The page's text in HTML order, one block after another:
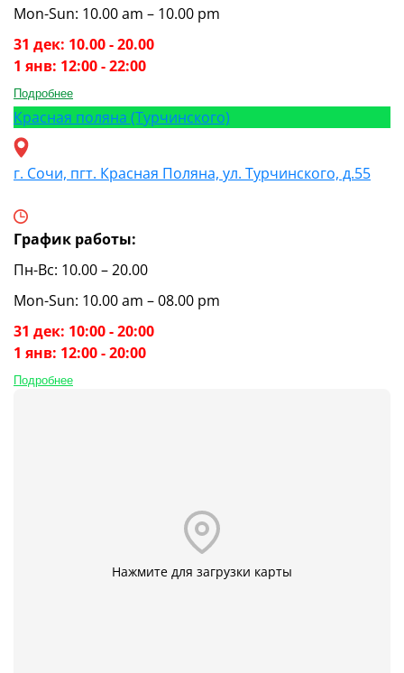
Mon-Sun: 10.00 am – 10.00 pm
31 дек: 10.00 - 20.00
1 янв: 12:00 - 22:00
Подробнее
Красная поляна (Турчинского)
г. Сочи, пгт. Красная Поляна, ул. Турчинского, д.55
График работы:
Пн-Вс: 10.00 – 20.00
Mon-Sun: 10.00 am – 08.00 pm
31 дек: 10:00 - 20:00
1 янв: 12:00 - 20:00
Подробнее
Нажмите для загрузки карты